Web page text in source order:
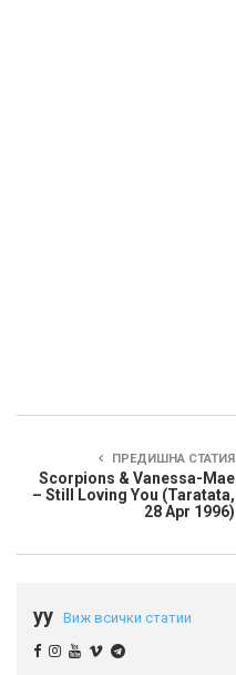
ПРЕДИШНА СТАТИЯ
Scorpions & Vanessa-Mae
– Still Loving You (Taratata,
28 Apr 1996)
yy Виж всички статии